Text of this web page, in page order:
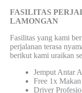
FASILITAS
LAMONGAN
Fasilitas yang kami
perjalanan terasa
berikut kami uraikan
Jemput Antar
Free 1x Makan
Driver